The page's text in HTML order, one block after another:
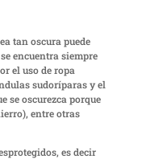
tan oscura puede
encuentra siempre
el uso de ropa
sudoríparas y el
se oscurezca porque
entre otras
es decir